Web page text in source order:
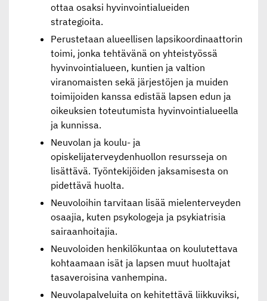
ottaa osaksi hyvinvointialueiden
strategioita.
Perustetaan alueellisen lapsikoordinaattorin
toimi, jonka tehtävänä on yhteistyössä
hyvinvointialueen, kuntien ja valtion
viranomaisten sekä järjestöjen ja muiden
toimijoiden kanssa edistää lapsen edun ja
oikeuksien toteutumista hyvinvointialueella
ja kunnissa.
Neuvolan ja koulu- ja
opiskelijaterveydenhuollon resursseja on
lisättävä. Työntekijöiden jaksamisesta on
pidettävä huolta.
Neuvoloihin tarvitaan lisää mielenterveyden
osaajia, kuten psykologeja ja psykiatrisia
sairaanhoitajia.
Neuvoloiden henkilökuntaa on koulutettava
kohtaamaan isät ja lapsen muut huoltajat
tasaveroisina vanhempina.
Neuvolapalveluita on kehitettävä liikkuviksi,